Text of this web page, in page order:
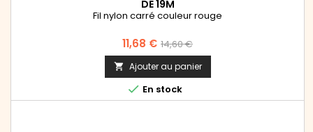
DE 19M
Fil nylon carré couleur rouge
Prix
11,68 € Prix
de
base
14,60 €
 Ajouter au panier
 En stock